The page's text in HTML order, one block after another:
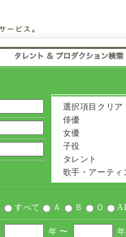
選択項目クリア
俳優
女優
子役
タレント
歌手・アーティ
すべて Ａ Ｂ Ｏ
年 〜